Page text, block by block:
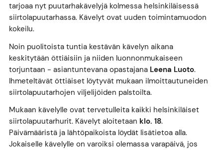
tarjoaa nyt puutarhakävelyjä kolmessa helsinkiläisessä
siirtolapuutarhassa. Kävelyt ovat uuden toimintamuodon
kokeilu.
Noin puolitoista tuntia kestävän kävelyn aikana
keskitytään öttiäisiin ja niiden luonnonmukaiseen
torjuntaan - asiantuntevana opastajana Leena Luoto.
Ihmeteltävät öttiäiset löytyvät mukaan ilmoittautuneiden
siirtolapuutarhojen viljelijöiden palstoilta.
Mukaan kävelylle ovat tervetulleita kaikki helsinkiläiset
siirtolapuutarhurit. Kävelyt aloitetaan klo. 18.
Päivämääristä ja lähtöpaikoista löydät lisätietoa alla.
Jokaiselle kävelylle on varoiksi olemassa varapäivä, jos